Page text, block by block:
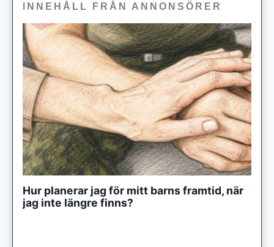
INNEHÅLL FRÅN ANNONSÖRER
Hur planerar jag för mitt barns framtid, när
jag inte längre finns?